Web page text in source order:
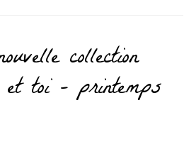
collection
et toi – printemps